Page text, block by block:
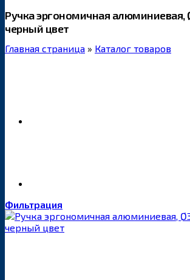
Ручка эргономичная алюминиевая,
черный цвет
Главная страница » Каталог товаров
Фильтрация